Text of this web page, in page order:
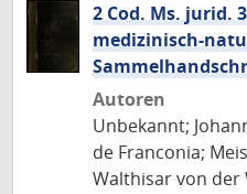
2 Cod. Ms. jurid.
medizinisch-
Autoren
Unbekannt;
de Franconia;
Walthisar von der